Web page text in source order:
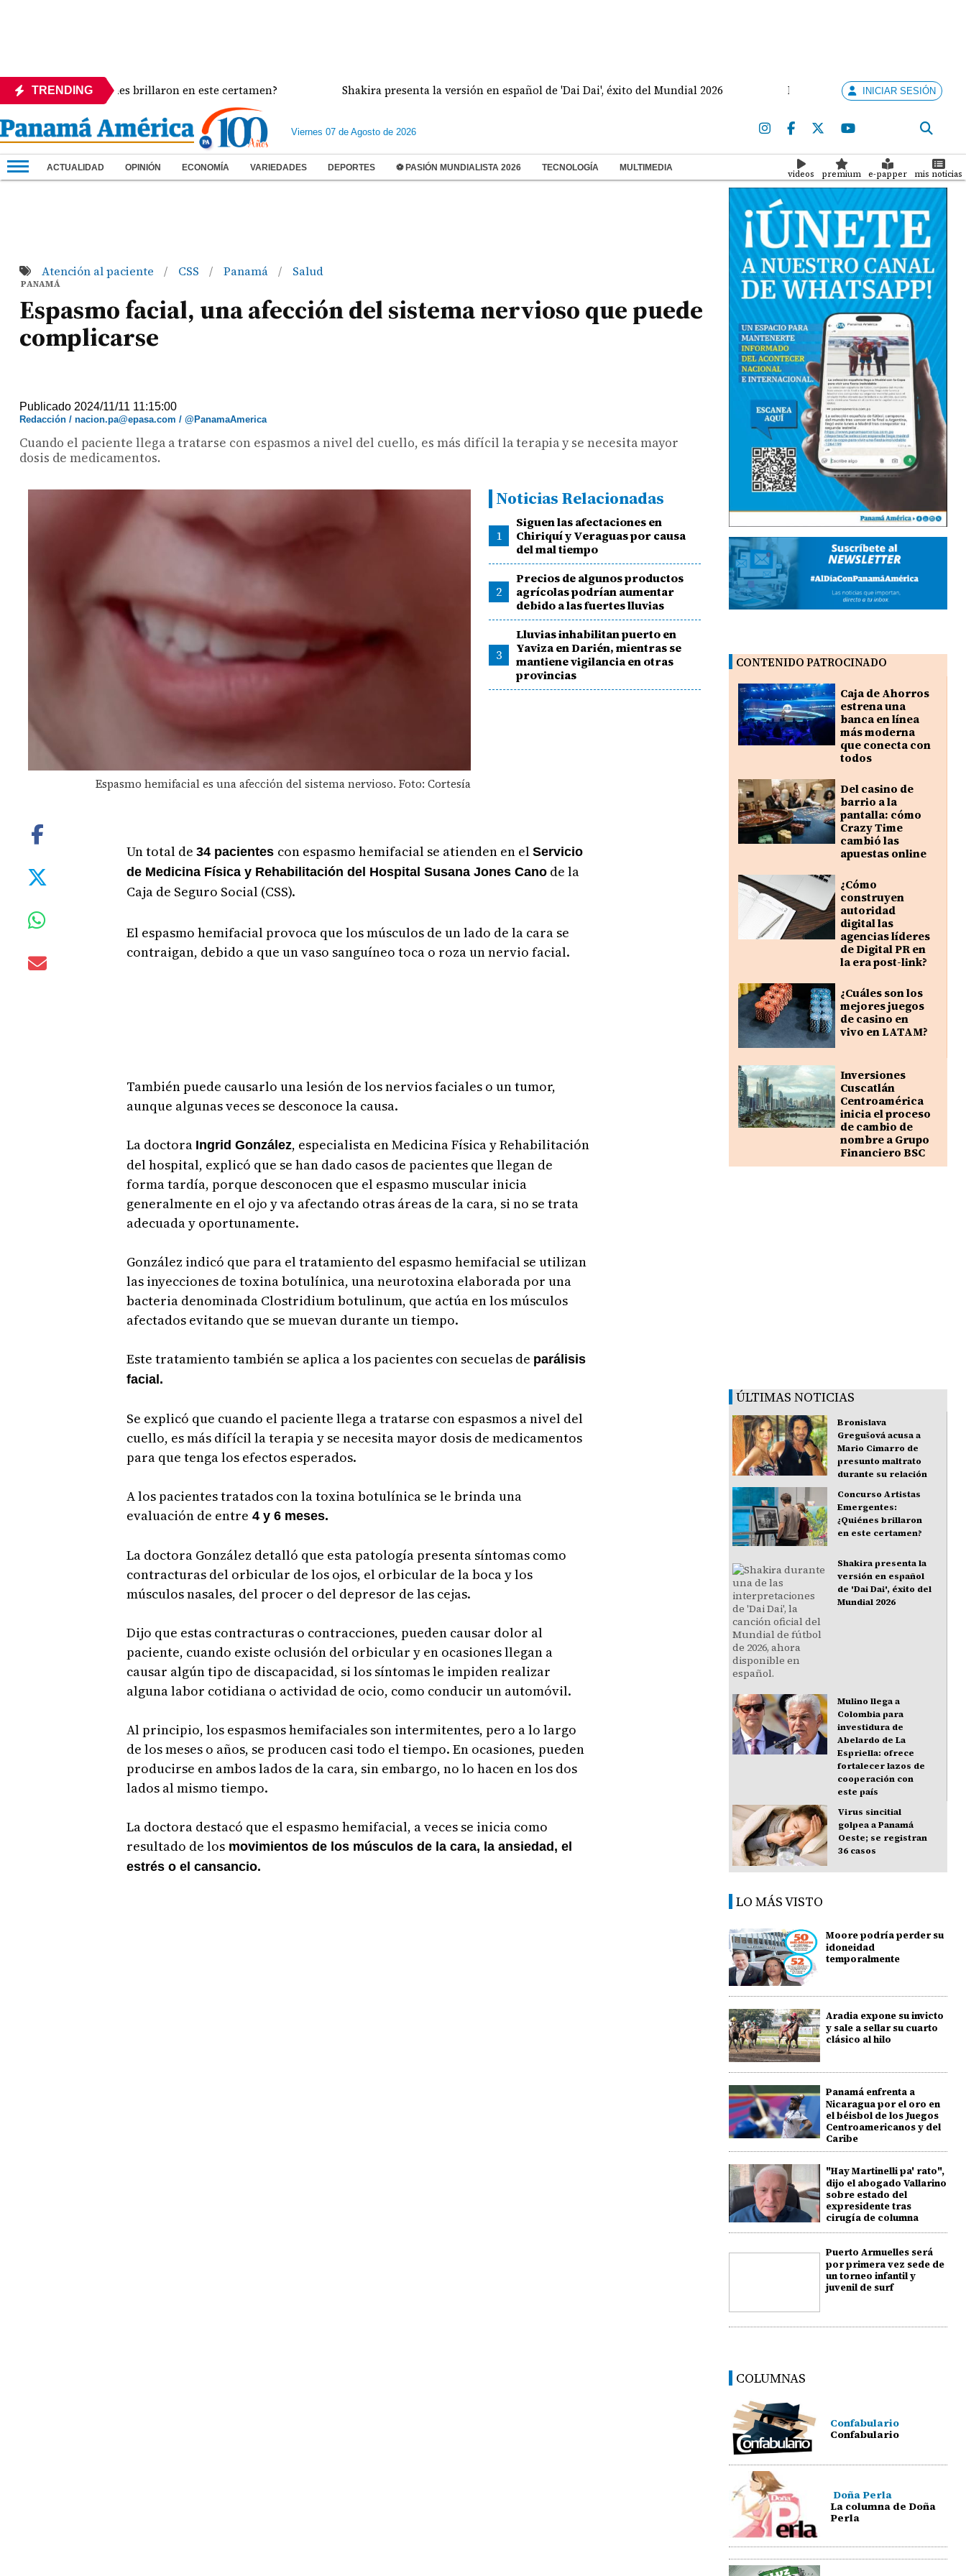
TRENDING
¿Quiénes brillaron en este certamen? Shakira presenta la versión en español de 'Dai Dai', éxito del Mundial 2026 Mulino llega a Colombia para
INICIAR SESIÓN
Viernes 07 de Agosto de 2026
ACTUALIDAD OPINIÓN ECONOMÍA VARIEDADES DEPORTES ⚽ PASIÓN MUNDIALISTA 2026 TECNOLOGÍA MULTIMEDIA
videos premium e-papper mis noticias
Atención al paciente / CSS / Panamá / Salud
PANAMÁ
Espasmo facial, una afección del sistema nervioso que puede
complicarse
Publicado 2024/11/11 11:15:00
Redacción / nacion.pa@epasa.com / @PanamaAmerica
Cuando el paciente llega a tratarse con espasmos a nivel del cuello, es más difícil la terapia y se necesita mayor
dosis de medicamentos.
Espasmo hemifacial es una afección del sistema nervioso. Foto: Cortesía
Noticias Relacionadas
1
Siguen las afectaciones en
Chiriquí y Veraguas por causa
del mal tiempo
2
Precios de algunos productos
agrícolas podrían aumentar
debido a las fuertes lluvias
3
Lluvias inhabilitan puerto en
Yaviza en Darién, mientras se
mantiene vigilancia en otras
provincias
Un total de 34 pacientes con espasmo hemifacial se atienden en el Servicio
de Medicina Física y Rehabilitación del Hospital Susana Jones Canode la
Caja de Seguro Social (CSS).
El espasmo hemifacial provoca que los músculos de un lado de la cara se
contraigan, debido a que un vaso sanguíneo toca o roza un nervio facial.
También puede causarlo una lesión de los nervios faciales o un tumor,
aunque algunas veces se desconoce la causa.
La doctora Ingrid González, especialista en Medicina Física y Rehabilitación
del hospital, explicó que se han dado casos de pacientes que llegan de
forma tardía, porque desconocen que el espasmo muscular inicia
generalmente en el ojo y va afectando otras áreas de la cara, si no se trata
adecuada y oportunamente.
González indicó que para el tratamiento del espasmo hemifacial se utilizan
las inyecciones de toxina botulínica, una neurotoxina elaborada por una
bacteria denominada Clostridium botulinum, que actúa en los músculos
afectados evitando que se muevan durante un tiempo.
Este tratamiento también se aplica a los pacientes con secuelas de parálisis
facial.
Se explicó que cuando el paciente llega a tratarse con espasmos a nivel del
cuello, es más difícil la terapia y se necesita mayor dosis de medicamentos
para que tenga los efectos esperados.
A los pacientes tratados con la toxina botulínica se le brinda una
evaluación de entre 4 y 6 meses.
La doctora González detalló que esta patología presenta síntomas como
contracturas del orbicular de los ojos, el orbicular de la boca y los
músculos nasales, del procer o del depresor de las cejas.
Dijo que estas contracturas o contracciones, pueden causar dolor al
paciente, cuando existe oclusión del orbicular y en ocasiones llegan a
causar algún tipo de discapacidad, si los síntomas le impiden realizar
alguna labor cotidiana o actividad de ocio, como conducir un automóvil.
Al principio, los espasmos hemifaciales son intermitentes, pero a lo largo
de los meses o años, se producen casi todo el tiempo. En ocasiones, pueden
producirse en ambos lados de la cara, sin embargo, no lo hacen en los dos
lados al mismo tiempo.
La doctora destacó que el espasmo hemifacial, a veces se inicia como
resultado de losmovimientos de los músculos de la cara, la ansiedad, el
estrés o el cansancio.
CONTENIDO PATROCINADO
Caja de Ahorros
estrena una
banca en línea
más moderna
que conecta con
todos
Del casino de
barrio a la
pantalla: cómo
Crazy Time
cambió las
apuestas online
¿Cómo
construyen
autoridad
digital las
agencias líderes
de Digital PR en
la era post-link?
¿Cuáles son los
mejores juegos
de casino en
vivo en LATAM?
Inversiones
Cuscatlán
Centroamérica
inicia el proceso
de cambio de
nombre a Grupo
Financiero BSC
ÚLTIMAS NOTICIAS
Bronislava
Gregušová acusa a
Mario Cimarro de
presunto maltrato
durante su relación
Concurso Artistas
Emergentes:
¿Quiénes brillaron
en este certamen?
Shakira presenta la
versión en español
de 'Dai Dai', éxito del
Mundial 2026
Mulino llega a
Colombia para
investidura de
Abelardo de La
Espriella: ofrece
fortalecer lazos de
cooperación con
este país
Virus sincitial
golpea a Panamá
Oeste; se registran
36 casos
LO MÁS VISTO
Moore podría perder su
idoneidad
temporalmente
Aradia expone su invicto
y sale a sellar su cuarto
clásico al hilo
Panamá enfrenta a
Nicaragua por el oro en
el béisbol de los Juegos
Centroamericanos y del
Caribe
"Hay Martinelli pa' rato",
dijo el abogado Vallarino
sobre estado del
expresidente tras
cirugía de columna
Puerto Armuelles será
por primera vez sede de
un torneo infantil y
juvenil de surf
COLUMNAS
Confabulario
Confabulario
Doña Perla
La columna de Doña
Perla